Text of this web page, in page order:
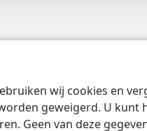
wij cookies en
geweigerd. U kunt
Geen van deze